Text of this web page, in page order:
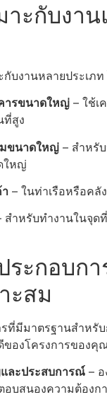
าะกับงา
กับงานหลายประเภ
ารขนาดใหญ่ – ใช้เ
ที่สูง
ขนาดใหญ่ – สำหรั
ใหญ่
– ในท่าเรือหรือค
สำหรับทำงานในจุ
ระกอบกา
ะสม
ที่มีมาตรฐานสำหรับ
องโครงการของคุ
ละประสบการณ์ –
อบสนองความต้องก